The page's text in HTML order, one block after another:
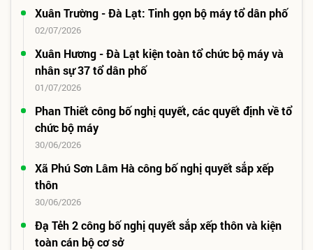
Xuân Trường - Đà Lạt: Tinh gọn bộ máy tổ dân phố
02/07/2026
Xuân Hương - Đà Lạt kiện toàn tổ chức bộ máy và
nhân sự 37 tổ dân phố
01/07/2026
Phan Thiết công bố nghị quyết, các quyết định về tổ
chức bộ máy
30/06/2026
Xã Phú Sơn Lâm Hà công bố nghị quyết sắp xếp
thôn
30/06/2026
Đạ Tẻh 2 công bố nghị quyết sắp xếp thôn và kiện
toàn cán bộ cơ sở